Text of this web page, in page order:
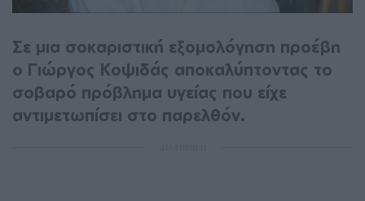
Σε μια σοκαριστική εξομολόγηση προέβη
ο Γιώργος Κοψιδάς αποκαλύπτοντας το
σοβαρό πρόβλημα υγείας που είχε
αντιμετωπίσει στο παρελθόν.